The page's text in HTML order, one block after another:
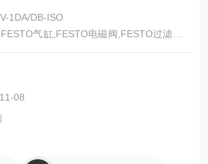
1DA/DB-ISO
气缸,FESTO电磁阀,FESTO过滤器,F
磁性开关，FESTO压力计，FESTO传感
FESTO线性滑台，FESTO组合机械手，FE
动接头，FESTO气动元件
08